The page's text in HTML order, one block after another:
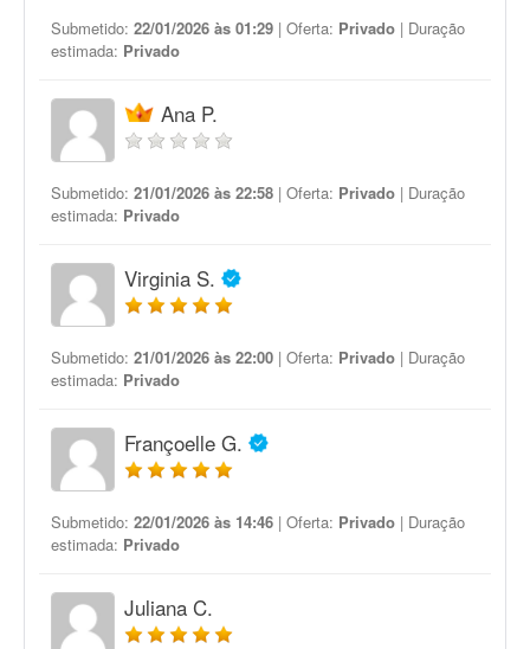
Submetido: 22/01/2026 às 01:29 | Oferta: Privado | Duração
estimada: Privado
Ana P.
Submetido: 21/01/2026 às 22:58 | Oferta: Privado | Duração
estimada: Privado
Virginia S.
Submetido: 21/01/2026 às 22:00 | Oferta: Privado | Duração
estimada: Privado
Françoelle G.
Submetido: 22/01/2026 às 14:46 | Oferta: Privado | Duração
estimada: Privado
Juliana C.